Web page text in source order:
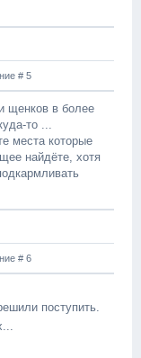
# 5
щенков в более
то ...
места которые
найдёте, хотя
# 6
поступить.